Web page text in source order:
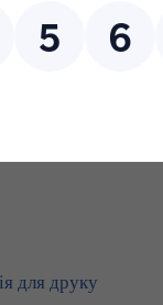
для друку